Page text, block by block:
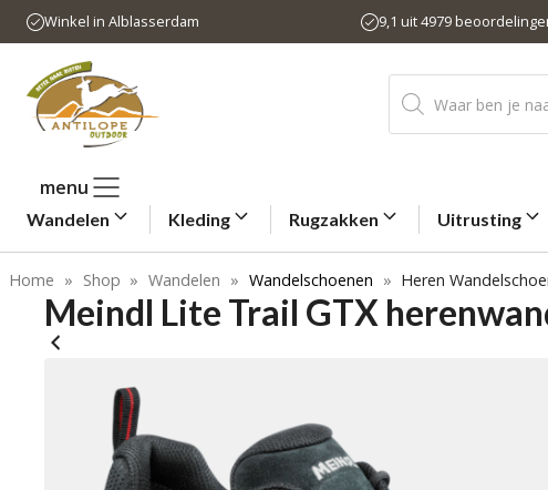
naar
inhoud
Winkel in Alblasserdam 9,1 uit 4979
Producten
zoeken
menu
Wandelen Kleding Rugzakken Uitrusting
Home » Shop » Wandelen » Wandelschoenen » Heren
Meindl Lite Trail GTX